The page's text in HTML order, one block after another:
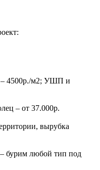
– 4500р./м2; УШП и
– от 37.000р.
вырубка
бурим любой тип под